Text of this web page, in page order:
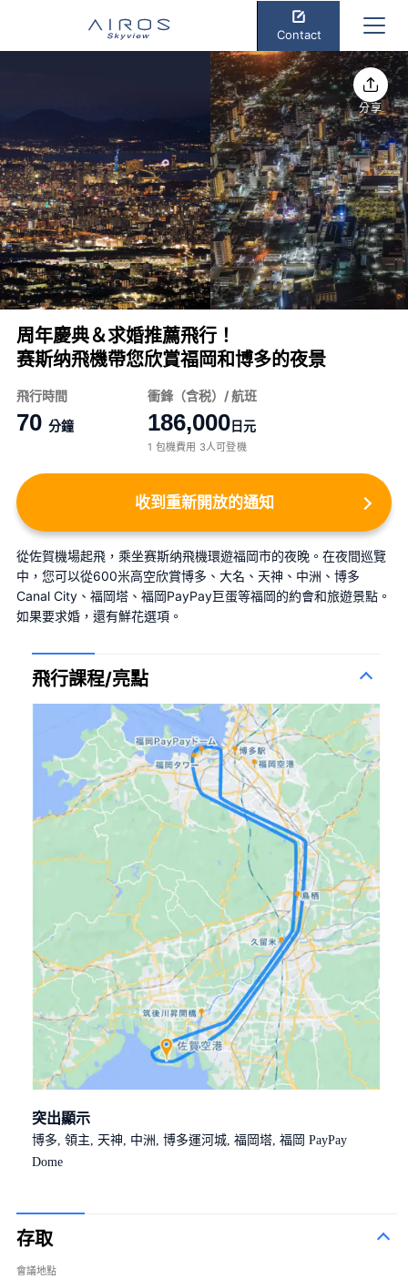
Contact
分享
周年慶典＆求婚推薦飛行！
赛斯纳飛機帶您欣賞福岡和博多的夜景
飛行時間
70 分鐘
衝鋒（含税）/ 航班
186,000日元
1 包機費用 3人可登機
收到重新開放的通知
從佐賀機場起飛，乘坐赛斯纳飛機環遊福岡市的夜晚。在夜間巡覽
中，您可以從600米高空欣賞博多、大名、天神、中洲、博多
Canal City、福岡塔、福岡PayPay巨蛋等福岡的約會和旅遊景點。
如果要求婚，還有鮮花選項。
飛行課程/亮點
突出顯示
博多, 領主, 天神, 中洲, 博多運河城, 福岡塔, 福岡 PayPay
Dome
存取
會議地點